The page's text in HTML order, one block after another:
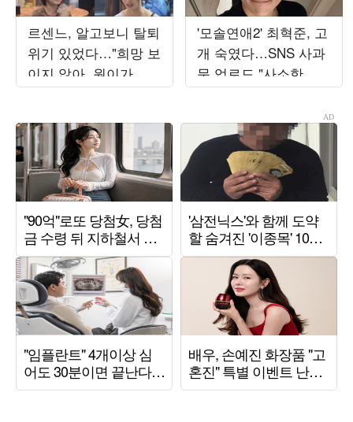
르센느, 알고보니 탈퇴
위기 있었다…"희망 보
이지 않아, 원이가 부
모님 설득" ('전참시')
'모솔연애2' 최혁준, 고
개 숙였다…SNS 사과
문 업로드 "사소한 일
에도 예민하게 반응해"